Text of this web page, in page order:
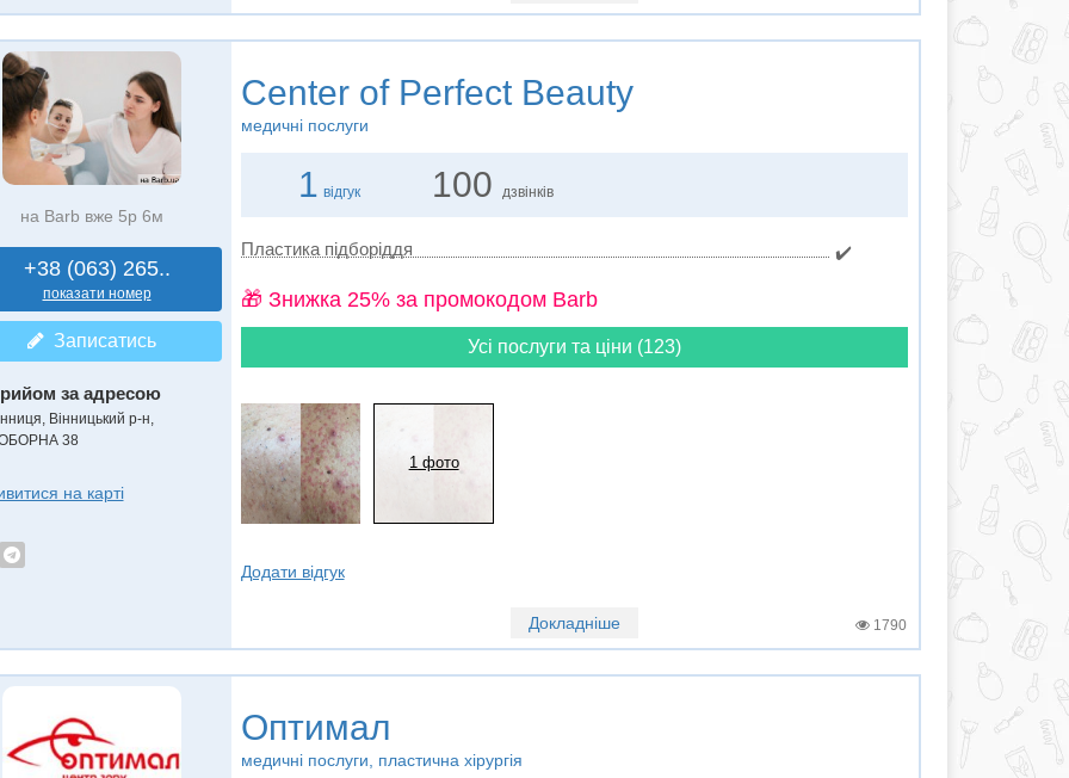
на Barb вже 5р 6м
+38 (063) 265..
показати номер
Записатись
за адресою
Вінницький р-н,
38
на карті
Center of Perfect Beauty
медичні послуги
1 відгук 100 дзвінків
Пластика підборіддя ✔️
🎁 Знижка 25% за промокодом Barb
Усі послуги та ціни (123)
1 фото
Додати відгук
Докладніше 1790
Оптимал
медичні послуги, пластична хірургія